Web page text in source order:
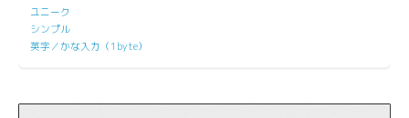
ユニーク
シンプル
英字／かな入力（1byte）